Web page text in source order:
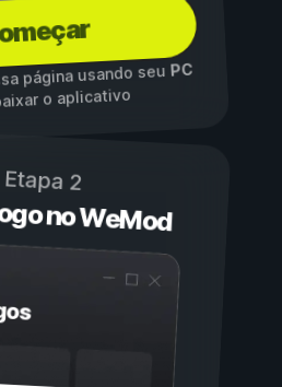
página usando seuPC
o aplicativo
Etapa 2
no WeMod